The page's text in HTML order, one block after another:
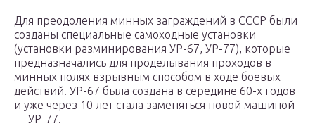
Для преодоления минных заграждений в СССР были
созданы специальные самоходные установки
(установки разминирования УР-67, УР-77), которые
предназначались для проделывания проходов в
минных полях взрывным способом в ходе боевых
действий. УР-67 была создана в середине 60-х годов
и уже через 10 лет стала заменяться новой машиной
— УР-77.